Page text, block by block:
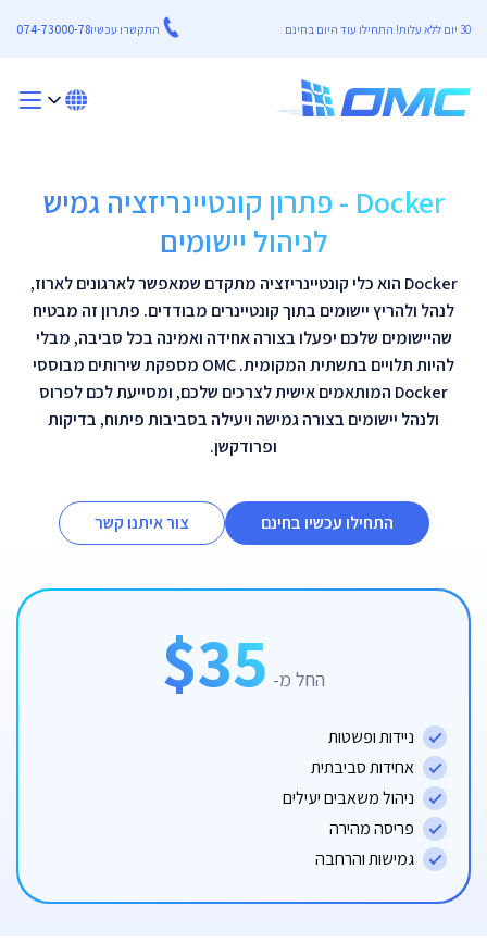
30 יום ללא עלות! התחילו עוד היום בחינם התקשרו עכשיו074-73000-78
Docker - פתרון קונטיינריזציה גמיש
לניהול יישומים
Docker הוא כלי קונטיינריזציה מתקדם שמאפשר לארגונים לארוז,
לנהל ולהריץ יישומים בתוך קונטיינרים מבודדים. פתרון זה מבטיח
שהיישומים שלכם יפעלו בצורה אחידה ואמינה בכל סביבה, מבלי
להיות תלויים בתשתית המקומית. OMC מספקת שירותים מבוססי
Docker המותאמים אישית לצרכים שלכם, ומסייעת לכם לפרוס
ולנהל יישומים בצורה גמישה ויעילה בסביבות פיתוח, בדיקות
ופרודקשן.
התחילו עכשיו בחינם צור איתנו קשר
החל מ- $35
ניידות ופשטות
אחידות סביבתית
ניהול משאבים יעילים
פריסה מהירה
גמישות והרחבה